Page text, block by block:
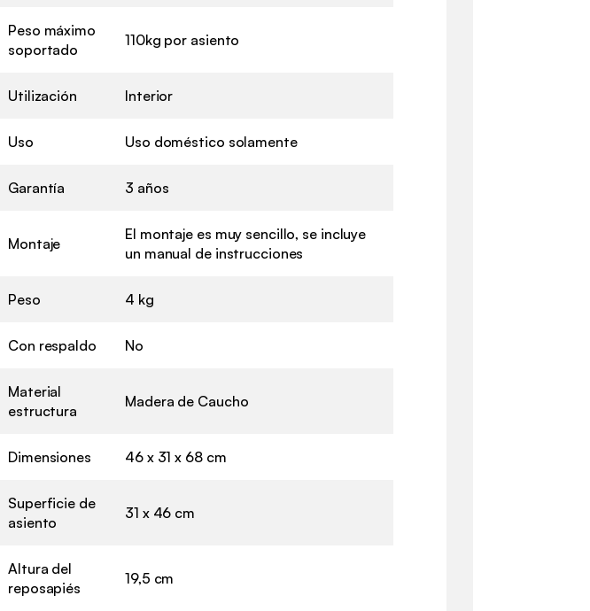
Peso máximo
soportado
110kg por asiento
Utilización Interior
Uso Uso doméstico solamente
Garantía 3 años
Montaje
El montaje es muy sencillo, se incluye
un manual de instrucciones
Peso 4 kg
Con respaldo No
Material
estructura
Madera de Caucho
Dimensiones 46 x 31 x 68 cm
Superficie de
asiento
31 x 46 cm
Altura del
reposapiés
19,5 cm